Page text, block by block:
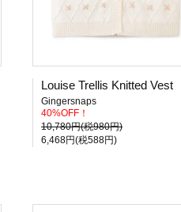
Louise Trellis Knitted Vest
Gingersnaps
40%OFF！
10,780円(税980円)
6,468円(税588円)